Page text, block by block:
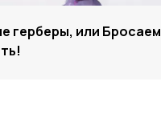
герберы, или Бросаем